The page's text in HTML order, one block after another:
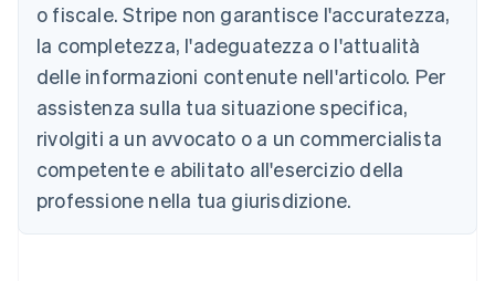
o fiscale. Stripe non garantisce l'accuratezza,
la completezza, l'adeguatezza o l'attualità
delle informazioni contenute nell'articolo. Per
assistenza sulla tua situazione specifica,
rivolgiti a un avvocato o a un commercialista
competente e abilitato all'esercizio della
professione nella tua giurisdizione.
EnglishFrançais
Cina continentale
简体中文
Cipro
English
Croazia
Danimarca
English